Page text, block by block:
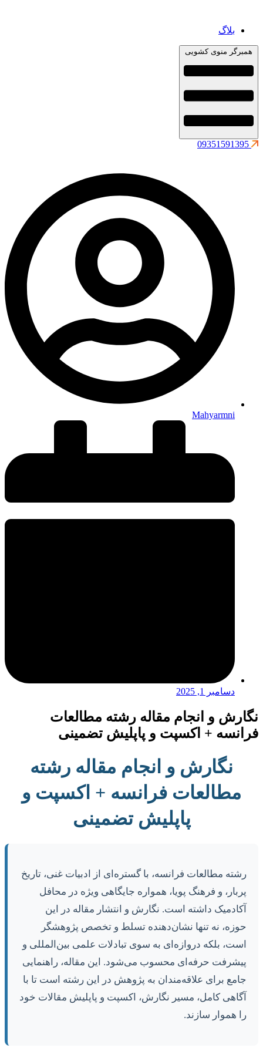
بلاگ
همبرگر منوی کشویی
09351591395
Mahyarmni
دسامبر 1, 2025
نگارش و انجام مقاله رشته مطالعات
فرانسه + اکسپت و پاپلیش تضمینی
نگارش و انجام مقاله رشته
مطالعات فرانسه + اکسپت و
پاپلیش تضمینی
رشته مطالعات فرانسه، با گستره‌ای از ادبیات غنی، تاریخ
پربار، و فرهنگ پویا، همواره جایگاهی ویژه در محافل
آکادمیک داشته است. نگارش و انتشار مقاله در این
حوزه، نه تنها نشان‌دهنده تسلط و تخصص پژوهشگر
است، بلکه دروازه‌ای به سوی تبادلات علمی بین‌المللی و
پیشرفت حرفه‌ای محسوب می‌شود. این مقاله، راهنمایی
جامع برای علاقه‌مندان به پژوهش در این رشته است تا با
آگاهی کامل، مسیر نگارش، اکسپت و پاپلیش مقالات خود
را هموار سازند.